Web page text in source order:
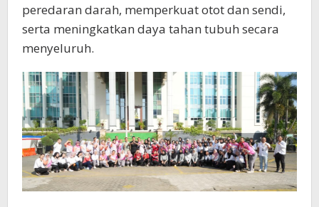
peredaran darah, memperkuat otot dan sendi,
serta meningkatkan daya tahan tubuh secara
menyeluruh.